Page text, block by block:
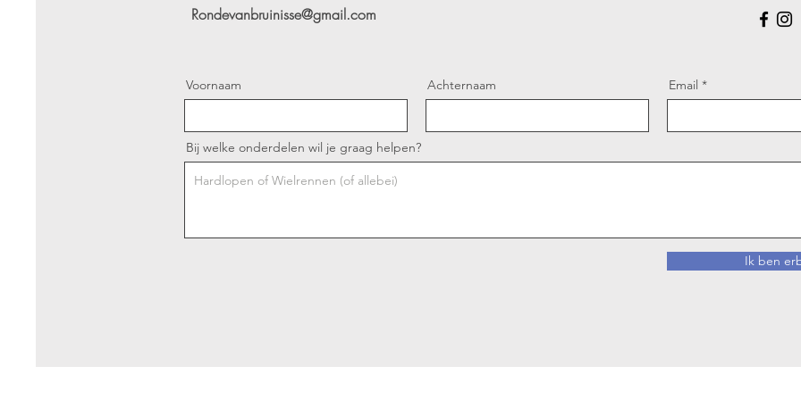
Rondevanbruinisse@gmail.com
Voornaam Achternaam Email
Bij welke onderdelen wil je graag helpen?
Ik ben